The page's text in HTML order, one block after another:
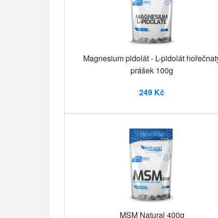
Magnesium pidolát - L-pidolát
prášek 100g
249 Kč
MSM Natural 400g